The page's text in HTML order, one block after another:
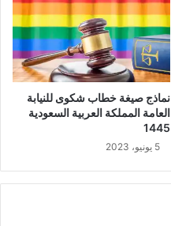
نماذج صيغة خطاب شكوى للنيابة
العامة المملكة العربية السعودية
1445
5 يونيو، 2023